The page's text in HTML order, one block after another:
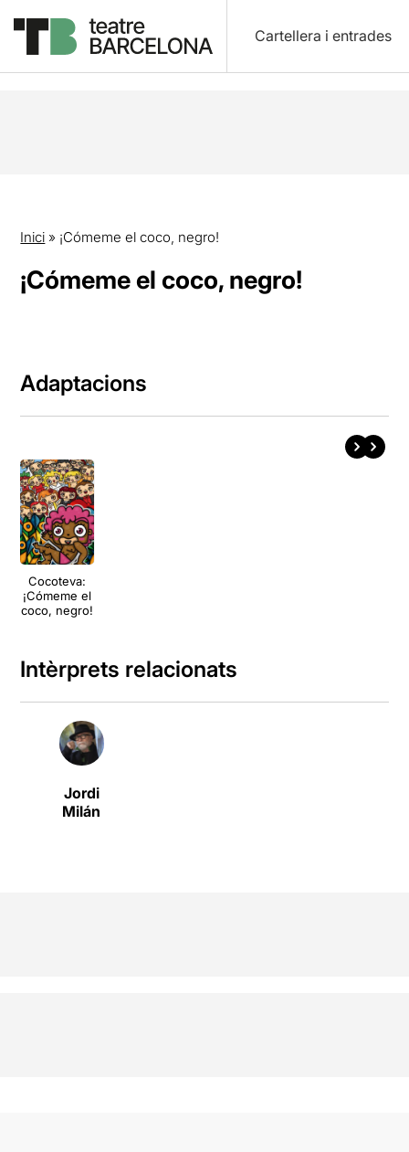
Cartellera i entrades
Inici » ¡Cómeme el coco, negro!
¡Cómeme el coco, negro!
Adaptacions
Cocoteva:
¡Cómeme el
coco, negro!
Intèrprets relacionats
Jordi
Milán